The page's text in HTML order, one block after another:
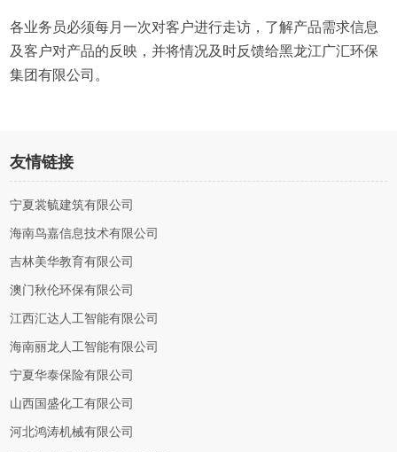
各业务员必须每月一次对客户进行走访，了解产品需求信息
及客户对产品的反映，并将情况及时反馈给黑龙江广汇环保
集团有限公司。
友情链接
宁夏裳毓建筑有限公司
海南鸟嘉信息技术有限公司
吉林美华教育有限公司
澳门秋伦环保有限公司
江西汇达人工智能有限公司
海南丽龙人工智能有限公司
宁夏华泰保险有限公司
山西国盛化工有限公司
河北鸿涛机械有限公司